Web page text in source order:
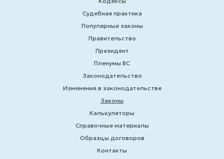
Судебная практика
Популярные законы
Правительство
Президент
Пленумы ВС
Законодательство
Изменения в законодательстве
Законы
Калькуляторы
Справочные материалы
Образцы договоров
Контакты